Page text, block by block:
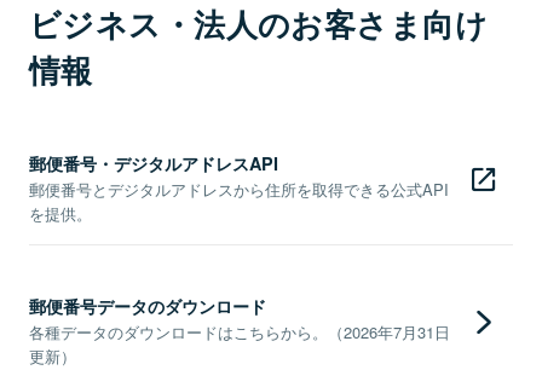
ビジネス・法人のお客さま向け
情報
郵便番号・デジタルアドレスAPI
郵便番号とデジタルアドレスから住所を取得できる公式API
を提供。
郵便番号データのダウンロード
各種データのダウンロードはこちらから。（2026年7月31日
更新）